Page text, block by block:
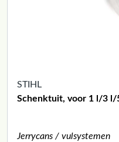
STIHL
Schenktuit, voor 1 l/3 l/5
Jerrycans / vulsystemen